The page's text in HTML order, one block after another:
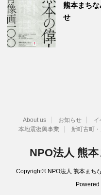
熊本まち
せ
About us お知らせ イ
本地震復興事業
新町古町
NPO法人 熊
Copyright© NPO法人 熊本まち
Powered